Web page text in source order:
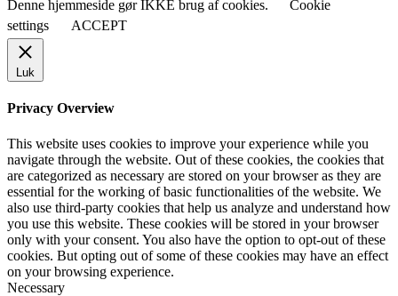
Denne hjemmeside gør IKKE brug af cookies.
Cookie
settings
ACCEPT
Luk
Privacy Overview
This website uses cookies to improve your experience while you
navigate through the website. Out of these cookies, the cookies that
are categorized as necessary are stored on your browser as they are
essential for the working of basic functionalities of the website. We
also use third-party cookies that help us analyze and understand how
you use this website. These cookies will be stored in your browser
only with your consent. You also have the option to opt-out of these
cookies. But opting out of some of these cookies may have an effect
on your browsing experience.
Necessary